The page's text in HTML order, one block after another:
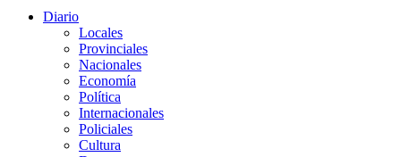
Diario
Locales
Provinciales
Nacionales
Economía
Política
Internacionales
Policiales
Cultura